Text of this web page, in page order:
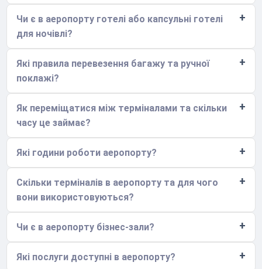
Чи є в аеропорту готелі або капсульні готелі
для ночівлі?
Які правила перевезення багажу та ручної
поклажі?
Як переміщатися між терміналами та скільки
часу це займає?
Які години роботи аеропорту?
Скільки терміналів в аеропорту та для чого
вони використовуються?
Чи є в аеропорту бізнес-зали?
Які послуги доступні в аеропорту?